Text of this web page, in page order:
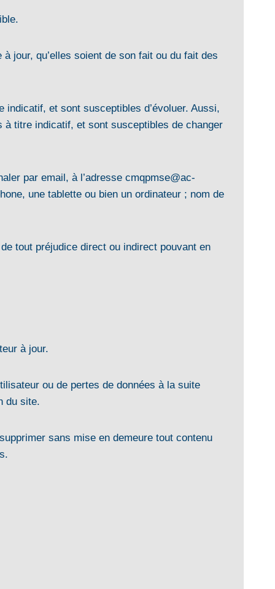
jour, qu’elles soient de son fait ou du fait des
indicatif, et sont susceptibles d’évoluer. Aussi,
à titre indicatif, et sont susceptibles de changer
par email, à l’adresse cmqpmse@ac-
une tablette ou bien un ordinateur ; nom de
tout préjudice direct ou indirect pouvant en
à jour.
ou de pertes de données à la suite
du site.
sans mise en demeure tout contenu